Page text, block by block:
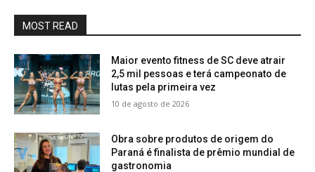
MOST READ
Maior evento fitness de SC deve atrair
2,5 mil pessoas e terá campeonato de
lutas pela primeira vez
10 de agosto de 2026
Obra sobre produtos de origem do
Paraná é finalista de prêmio mundial de
gastronomia